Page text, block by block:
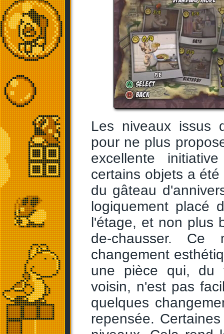
Les niveaux issus
pour ne plus
excellente
certains objets a
du gâteau
logiquement placé
l'étage, et non plus
de-chausser. Ce
changement
une pièce qui, du
voisin, n'est pas
quelques
repensée.